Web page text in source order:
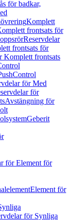
för badkar,
Komplett
frontsats för
Reservdelar
frontsats för
Komplett frontsats
för Med
för
Avstängning för
Geberit
för Element för
Element för
för Synliga